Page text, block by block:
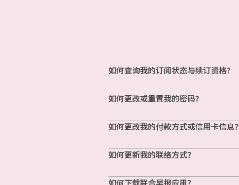
如何查询我的订阅状态与续订资格?
如何更改或重置我的密码？
如何更改我的付款方式或信用卡信息？
如何更新我的联络方式？
如何下载联合早报应用？